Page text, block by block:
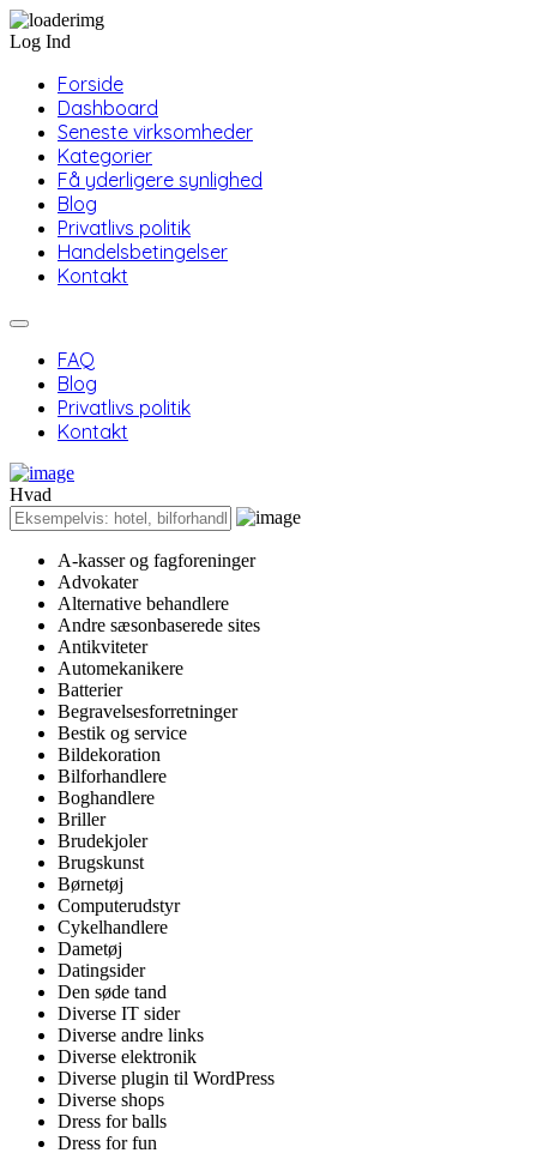
Log Ind
Forside
Dashboard
Seneste virksomheder
Kategorier
Få yderligere synlighed
Blog
Privatlivs politik
Handelsbetingelser
Kontakt
FAQ
Blog
Privatlivs politik
Kontakt
Hvad
A-kasser og fagforeninger
Advokater
Alternative behandlere
Andre sæsonbaserede sites
Antikviteter
Automekanikere
Batterier
Begravelsesforretninger
Bestik og service
Bildekoration
Bilforhandlere
Boghandlere
Briller
Brudekjoler
Brugskunst
Børnetøj
Computerudstyr
Cykelhandlere
Dametøj
Datingsider
Den søde tand
Diverse IT sider
Diverse andre links
Diverse elektronik
Diverse plugin til WordPress
Diverse shops
Dress for balls
Dress for fun